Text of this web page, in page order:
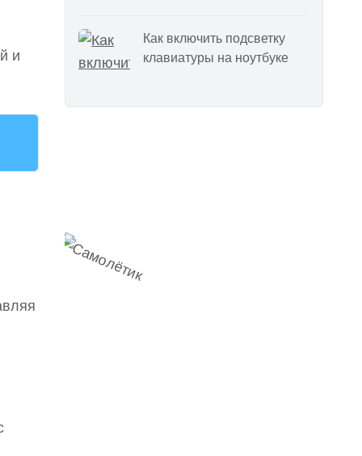
и
Как включить подсветку
клавиатуры на ноутбуке